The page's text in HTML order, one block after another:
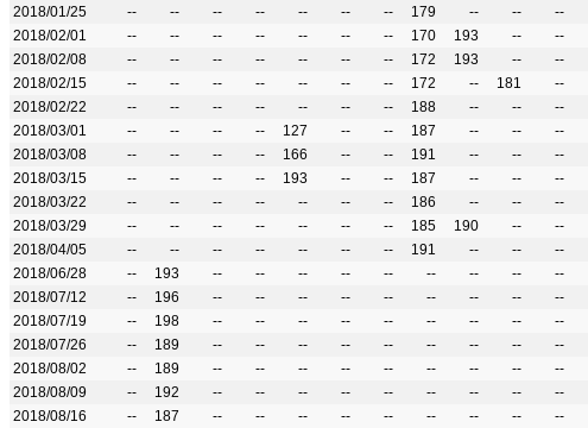
2018/01/25
-- -- -- -- -- -- -- 179 -- -- --
2018/02/01
-- -- -- -- -- -- -- 170 193 -- --
2018/02/08
-- -- -- -- -- -- -- 172 193 -- --
2018/02/15
-- -- -- -- -- -- -- 172 -- 181 --
2018/02/22
-- -- -- -- -- -- -- 188 -- -- --
2018/03/01
-- -- -- -- 127 -- -- 187 -- -- --
2018/03/08
-- -- -- -- 166 -- -- 191 -- -- --
2018/03/15
-- -- -- -- 193 -- -- 187 -- -- --
2018/03/22
-- -- -- -- -- -- -- 186 -- -- --
2018/03/29
-- -- -- -- -- -- -- 185 190 -- --
2018/04/05
-- -- -- -- -- -- -- 191 -- -- --
2018/06/28
-- 193 -- -- -- -- -- -- -- -- --
2018/07/12
-- 196 -- -- -- -- -- -- -- -- --
2018/07/19
-- 198 -- -- -- -- -- -- -- -- --
2018/07/26
-- 189 -- -- -- -- -- -- -- -- --
2018/08/02
-- 189 -- -- -- -- -- -- -- -- --
2018/08/09
-- 192 -- -- -- -- -- -- -- -- --
2018/08/16
-- 187 -- -- -- -- -- -- -- -- --